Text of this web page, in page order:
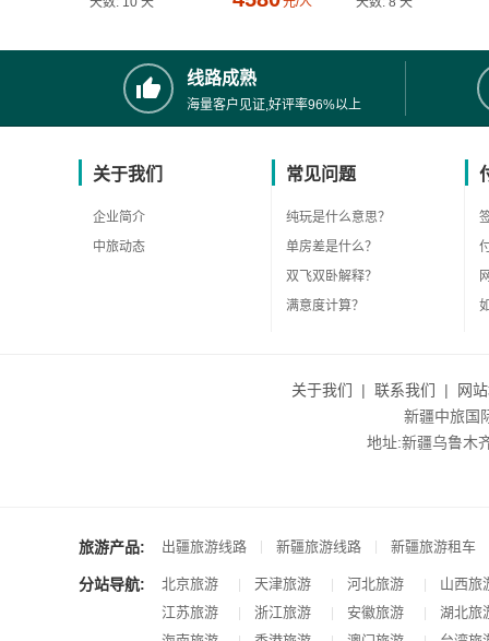
线路成熟
海量客户见证,好评率96%以上
关于我们
企业简介
中旅动态
常见问题
纯玩是什么意思？
单房差是什么？
双飞双卧解释？
满意度计算？
关于我们 | 联系我们 |
网
新疆中旅国
地址:新疆乌鲁木
旅游产品: 出疆旅游线路 | 新疆旅游线路 | 新疆旅游租车
分站导航: 北京旅游 | 天津旅游 | 河北旅游 |
山西旅
江苏旅游
| 浙江旅游 | 安徽旅游 |
湖北旅